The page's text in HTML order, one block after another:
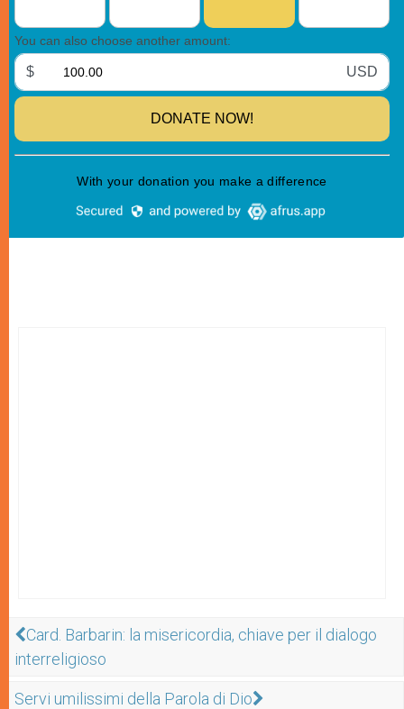
Card. Barbarin: la misericordia, chiave per il dialogo
interreligioso
Servi umilissimi della Parola di Dio